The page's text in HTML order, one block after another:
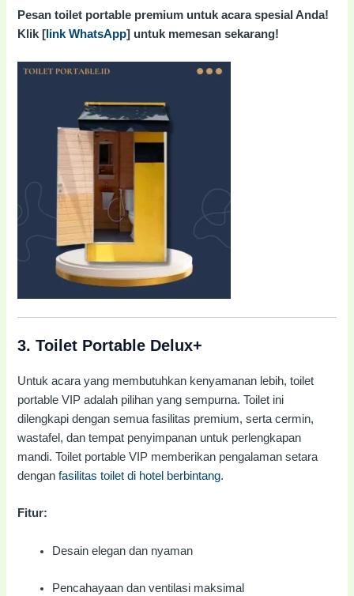
Pesan toilet portable premium untuk acara spesial Anda!
Klik [link WhatsApp] untuk memesan sekarang!
3.Toilet Portable Delux+
Untuk acara yang membutuhkan kenyamanan lebih, toilet
portable VIP adalah pilihan yang sempurna. Toilet ini
dilengkapi dengan semua fasilitas premium, serta cermin,
wastafel, dan tempat penyimpanan untuk perlengkapan
mandi. Toilet portable VIP memberikan pengalaman setara
denganfasilitas toilet di hotel berbintang.
Fitur:
Desain elegan dan nyaman
Pencahayaan dan ventilasi maksimal